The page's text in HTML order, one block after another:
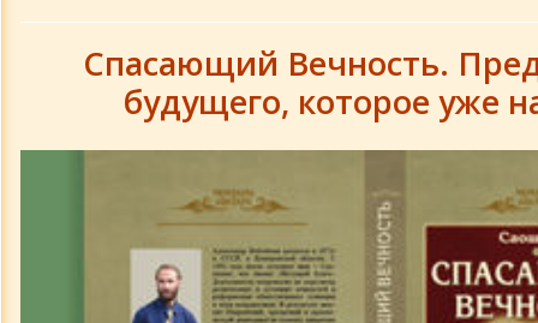
Спасающий Вечность.
будущего, которое уже
Деятельность
Аура Руса
Занятия и курсы
МАБЭТ (Академия)
Духовные беседы